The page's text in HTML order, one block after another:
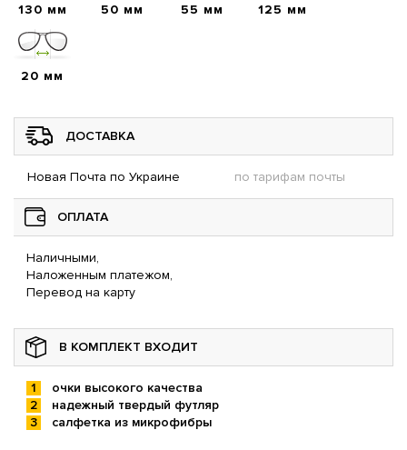
130 мм 50 мм 55 мм 125 мм
20 мм
ДОСТАВКА
Новая Почта по Украине по тарифам почты
ОПЛАТА
Наличными,
Наложенным платежом,
Перевод на карту
В КОМПЛЕКТ ВХОДИТ
очки высокого качества
надежный твердый футляр
салфетка из микрофибры